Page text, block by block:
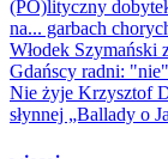
(PO)lityczny
na... garbach
Włodek Szymański
Gdańscy radni:
Nie żyje Krzysztof
słynnej „Ballady o